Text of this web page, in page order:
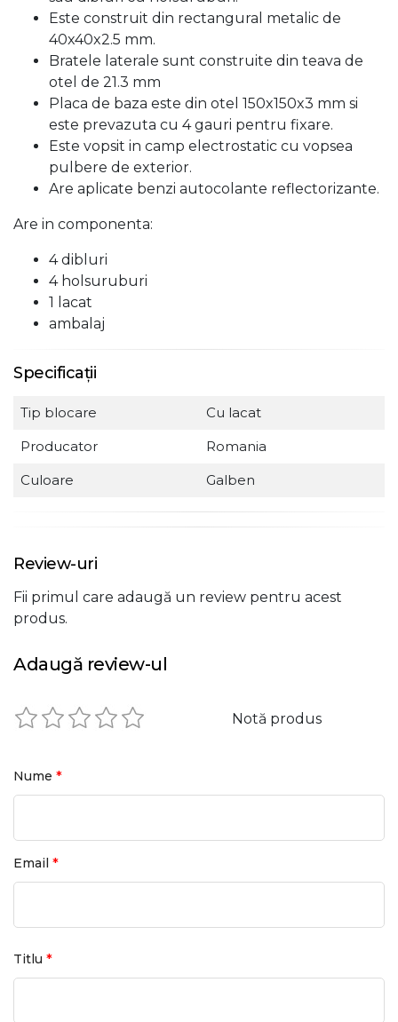
Este construit din rectangural metalic de
40x40x2.5 mm.
Bratele laterale sunt construite din teava de
otel de 21.3 mm
Placa de baza este din otel 150x150x3 mm si
este prevazuta cu 4 gauri pentru fixare.
Este vopsit in camp electrostatic cu vopsea
pulbere de exterior.
Are aplicate benzi autocolante reflectorizante.
Are in componenta:
4 dibluri
4 holsuruburi
1 lacat
ambalaj
Specificații
Tip blocare
Cu lacat
Producator
Romania
Culoare
Galben
Review-uri
Fii primul care adaugă un review pentru acest
produs.
Adaugă review-ul
Notă produs
Nume *
Email *
Titlu *